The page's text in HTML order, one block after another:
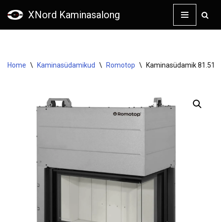
XNord Kaminasalong
Home \ Kaminasüdamikud \ Romotop \ Kaminasüdamik